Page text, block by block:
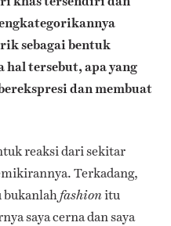
sebagai bentuk
tersebut, apa yang
dan membuat
reaksi dari sekitar
Terkadang,
bukanlah fashionitu
saya cerna dan saya